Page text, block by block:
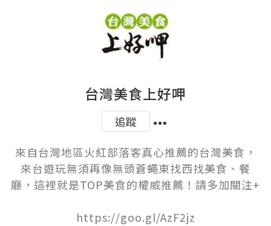
台灣美食上好呷
追蹤
來自台灣地區火紅部落客真心推薦的台灣美食，
來台遊玩無須再像無頭蒼蠅東找西找美食、餐
廳，這裡就是TOP美食的權威推薦！請多加關注+
https://goo.gl/AzF2jz